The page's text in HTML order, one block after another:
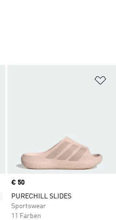
Price
€ 50
PURECHILL SLIDES
Sportswear
11 Farben